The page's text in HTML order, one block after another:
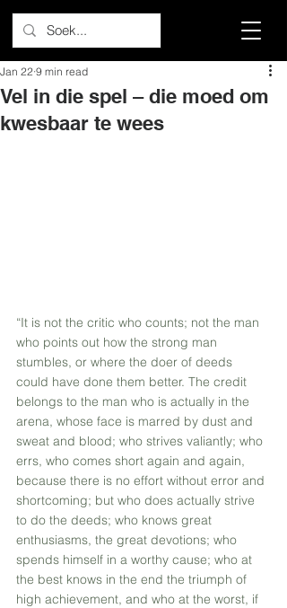
Vel in die spel – die moed om
kwesbaar te wees
Jan 22 9 min read
“It is not the critic who counts; not the man
who points out how the strong man
stumbles, or where the doer of deeds
could have done them better. The credit
belongs to the man who is actually in the
arena, whose face is marred by dust and
sweat and blood; who strives valiantly; who
errs, who comes short again and again,
because there is no effort without error and
shortcoming; but who does actually strive
to do the deeds; who knows great
enthusiasms, the great devotions; who
spends himself in a worthy cause; who at
the best knows in the end the triumph of
high achievement, and who at the worst, if